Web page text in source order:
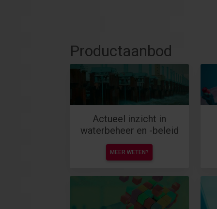
Productaanbod
Actueel inzicht in
waterbeheer en -beleid
MEER WETEN?